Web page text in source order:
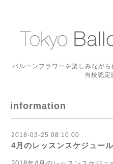
バルーンフラワーを楽しみなが
当校認定
information
2018-03-25 08:10:00
4月のレッスンスケジュール